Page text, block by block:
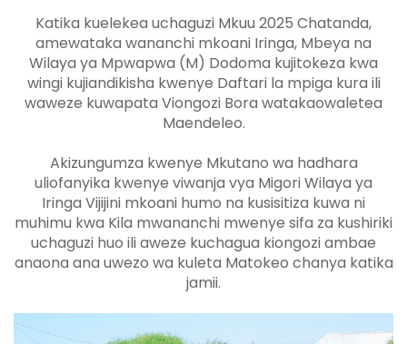
Katika kuelekea uchaguzi Mkuu 2025 Chatanda,
amewataka wananchi mkoani Iringa, Mbeya na
Wilaya ya Mpwapwa (M) Dodoma kujitokeza kwa
wingi kujiandikisha kwenye Daftari la mpiga kura ili
waweze kuwapata Viongozi Bora watakaowaletea
Maendeleo.
Akizungumza kwenye Mkutano wa hadhara
uliofanyika kwenye viwanja vya Migori Wilaya ya
Iringa Vijijini mkoani humo na kusisitiza kuwa ni
muhimu kwa Kila mwananchi mwenye sifa za kushiriki
uchaguzi huo ili aweze kuchagua kiongozi ambae
anaona ana uwezo wa kuleta Matokeo chanya katika
jamii.